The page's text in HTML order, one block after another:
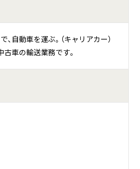
おいては、少数精鋭ながらも、安全・
努めることで高い信頼が得られ、日産
ヨタ・ホンダ・スズキ・三菱などの大
、自動車を運ぶ。（キャリアカー）
古車の輸送業務です。